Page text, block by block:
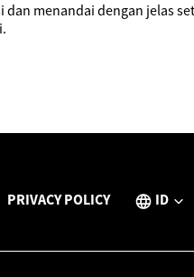
menandai dengan jelas
PRIVACY POLICY ID